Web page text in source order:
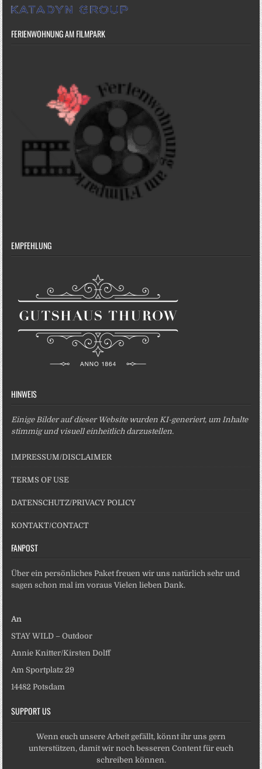
FERIENWOHNUNG AM FILMPARK
EMPFEHLUNG
HINWEIS
Einige Bilder auf dieser Website wurden KI-generiert, um Inhalte
stimmig und visuell einheitlich darzustellen.
IMPRESSUM/DISCLAIMER
TERMS OF USE
DATENSCHUTZ/PRIVACY POLICY
KONTAKT/CONTACT
FANPOST
Über ein persönliches Paket freuen wir uns natürlich sehr und
sagen schon mal im voraus Vielen lieben Dank.
An
STAY WILD – Outdoor
Annie Knitter/Kirsten Dolff
Am Sportplatz 29
14482 Potsdam
SUPPORT US
Wenn euch unsere Arbeit gefällt, könnt ihr uns gern
unterstützen, damit wir noch besseren Content für euch
schreiben können.